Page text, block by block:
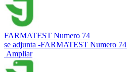
FARMATEST Numero 74
se adjunta -FARMATEST Numero 74
Ampliar